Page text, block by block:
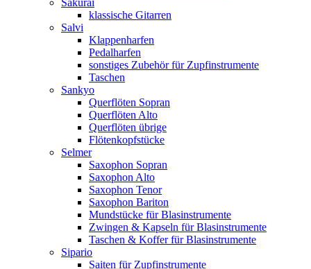
Sakurai
klassische Gitarren
Salvi
Klappenharfen
Pedalharfen
sonstiges Zubehör für Zupfinstrumente
Taschen
Sankyo
Querflöten Sopran
Querflöten Alto
Querflöten übrige
Flötenkopfstücke
Selmer
Saxophon Sopran
Saxophon Alto
Saxophon Tenor
Saxophon Bariton
Mundstücke für Blasinstrumente
Zwingen & Kapseln für Blasinstrumente
Taschen & Koffer für Blasinstrumente
Sipario
Saiten für Zupfinstrumente